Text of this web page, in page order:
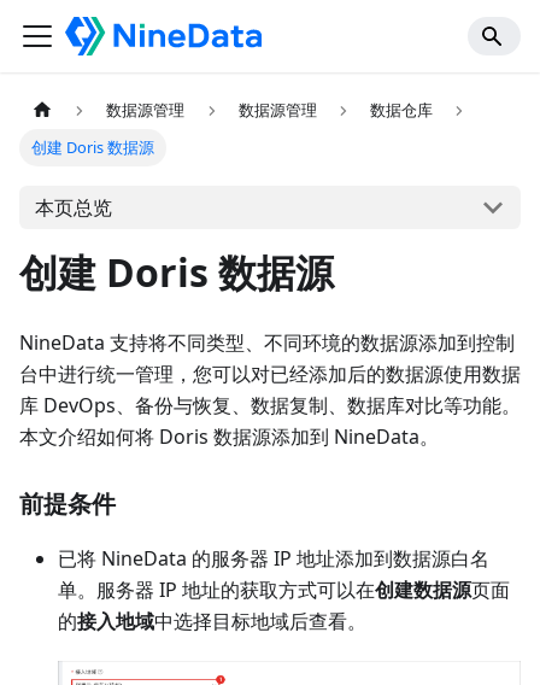
数据源管理 数据源管理
数据仓库
创建 Doris 数据源
本页总览
创建 Doris 数据源
NineData 支持将不同类型、不同环境的数据源添加到控制
台中进行统一管理，您可以对已经添加后的数据源使用数据
库 DevOps、备份与恢复、数据复制、数据库对比等功能。
本文介绍如何将 Doris 数据源添加到 NineData。
前提条件
已将 NineData 的服务器 IP 地址添加到数据源白名
单。服务器 IP 地址的获取方式可以在创建数据源页面
的接入地域中选择目标地域后查看。